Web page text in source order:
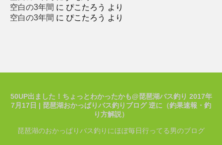
空白の3年間 に ぴこたろう より
空白の3年間 に ぴこたろう より
50UP出ました！ちょっとわかったかも@琵琶湖バス釣り 2017年
7月17日 | 琵琶湖おかっぱりバス釣りブログ 逆に（釣果速報・釣
り方解説）
琵琶湖のおかっぱりバス釣りにほぼ毎日行ってる男のブログ